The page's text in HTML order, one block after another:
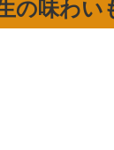
の味わい